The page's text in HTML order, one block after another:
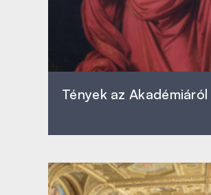
Tények az Akadémiáról